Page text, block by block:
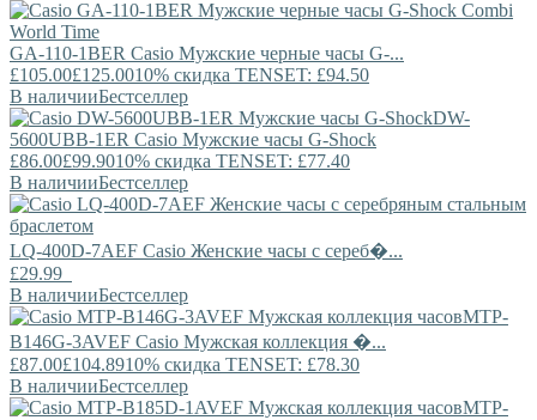
GA-110-1BER Casio Мужские черные часы G-...
£105.00£125.0010% скидка TENSET: £94.50
В наличииБестселлер
DW-
5600UBB-1ER Casio Мужские часы G-Shock
£86.00£99.9010% скидка TENSET: £77.40
В наличииБестселлер
LQ-400D-7AEF Casio Женские часы с сереб�...
£29.99
В наличииБестселлер
MTP-
B146G-3AVEF Casio Мужская коллекция �...
£87.00£104.8910% скидка TENSET: £78.30
В наличииБестселлер
MTP-